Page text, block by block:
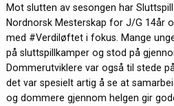
Mot slutten av sesongen har
Nordnorsk Mesterskap for J/G 14år
med #Verdiløftet i fokus. Mange
på sluttspillkamper og stod på
Dommerutviklere var også til stede
det var spesielt artig å se at
og dommere gjennom helgen gir